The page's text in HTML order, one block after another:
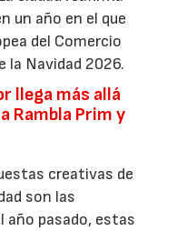
un año en el que
del Comercio
la Navidad 2026.
llega más allá
Rambla Prim y
creativas de
son las
año pasado, estas